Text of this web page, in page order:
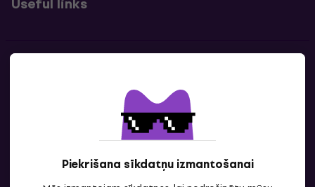
Piekrišana sīkdatņu izmantošanai
Sazinies ar mums